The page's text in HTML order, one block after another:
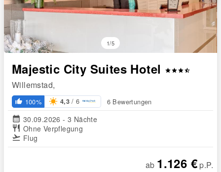
1/5
Majestic City Suites Hotel starstarstarstar_half
Willemstad,
thumb_up_alt 100% 4,3 / 6 6 Bewertungen
calendar_month 30.09.2026 - 3 Nächte
restaurant Ohne Verpflegung
flight_takeoff Flug
ab 1.126 € p.P.